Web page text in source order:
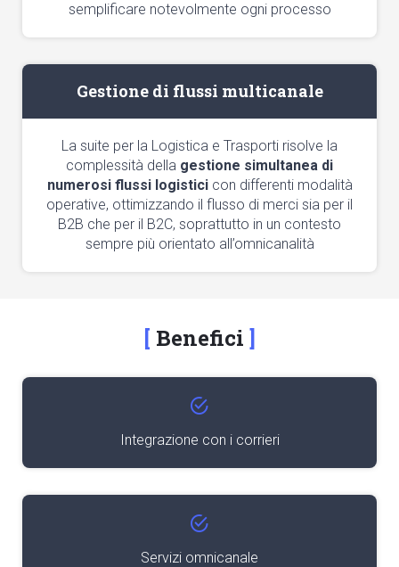
semplificare notevolmente ogni processo
Gestione di flussi multicanale
La suite per la Logistica e Trasporti risolve la
complessità della gestione simultanea di
numerosi flussi logisticicon differenti modalità
operative, ottimizzando il flusso di merci sia per il
B2B che per il B2C, soprattutto in un contesto
sempre più orientato all’omnicanalità
Benefici
Integrazione con i corrieri
Servizi omnicanale